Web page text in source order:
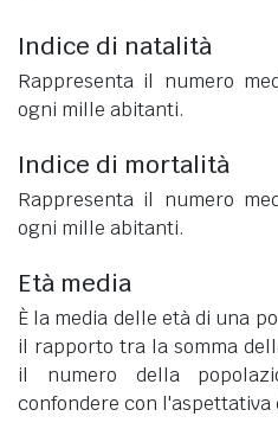
Indice di natalità
Rappresenta il numero
ogni mille abitanti.
Indice di mortalità
Rappresenta il numero
ogni mille abitanti.
Età media
È la media delle età di una
il rapporto tra la somma
il numero della
confondere con l'aspettativa